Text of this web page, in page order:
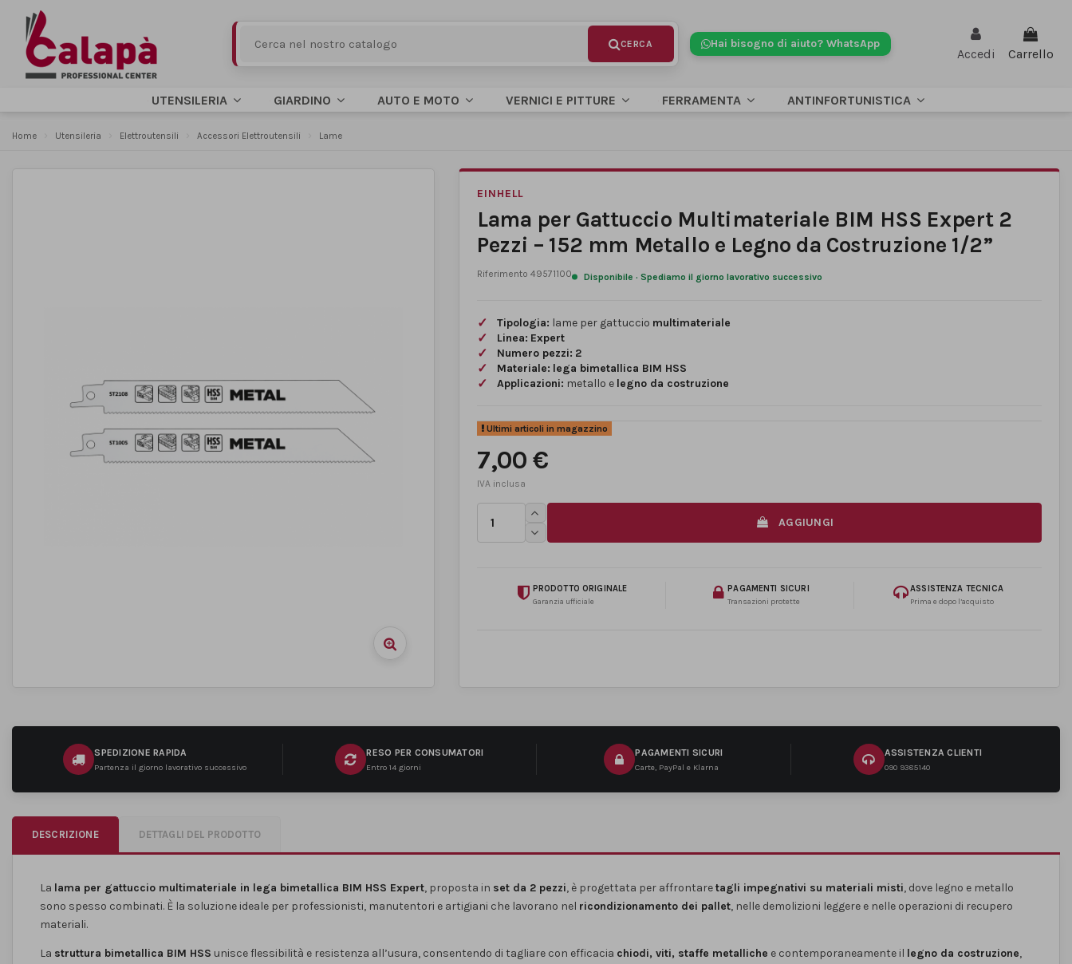
Hai bisogno di aiuto? WhatsApp
Accedi Carrello
UTENSILERIA GIARDINO AUTO E MOTO VERNICI E PITTURE FERRAMENTA ANTINFORTUNISTICA
Home Utensileria Elettroutensili Accessori Elettroutensili Lame
EINHELL
Lama per Gattuccio Multimateriale BIM HSS Expert 2
Pezzi – 152 mm Metallo e Legno da Costruzione 1/2”
Riferimento 49571100 Disponibile · Spediamo il giorno lavorativo successivo
Tipologia: lame per gattuccio multimateriale
Linea: Expert
Numero pezzi: 2
Materiale: lega bimetallica BIM HSS
Applicazioni: metallo e legno da costruzione
Ultimi articoli in magazzino
7,00 €
AGGIUNGI
PRODOTTO ORIGINALE
Garanzia ufficiale
PAGAMENTI SICURI
Transazioni protette
ASSISTENZA TECNICA
Prima e dopo l’acquisto
SPEDIZIONE RAPIDA
Partenza il giorno lavorativo successivo
RESO PER CONSUMATORI
Entro 14 giorni
PAGAMENTI SICURI
Carte, PayPal e Klarna
ASSISTENZA CLIENTI
090 9385140
DESCRIZIONE DETTAGLI DEL PRODOTTO
La lama per gattuccio multimateriale in lega bimetallica BIM HSS Expert, proposta in set da 2 pezzi, è progettata per affrontaretagli impegnativi su materiali misti, dove legno e metallo
sono spesso combinati. È la soluzione ideale per professionisti, manutentori e artigiani che lavorano nel ricondizionamento dei pallet, nelle demolizioni leggere e nelle operazioni di recupero
materiali.
La struttura bimetallica BIM HSS unisce flessibilità e resistenza all’usura, consentendo di tagliare con efficacia chiodi, viti, staffe metalliche e contemporaneamente il legno da costruzione,